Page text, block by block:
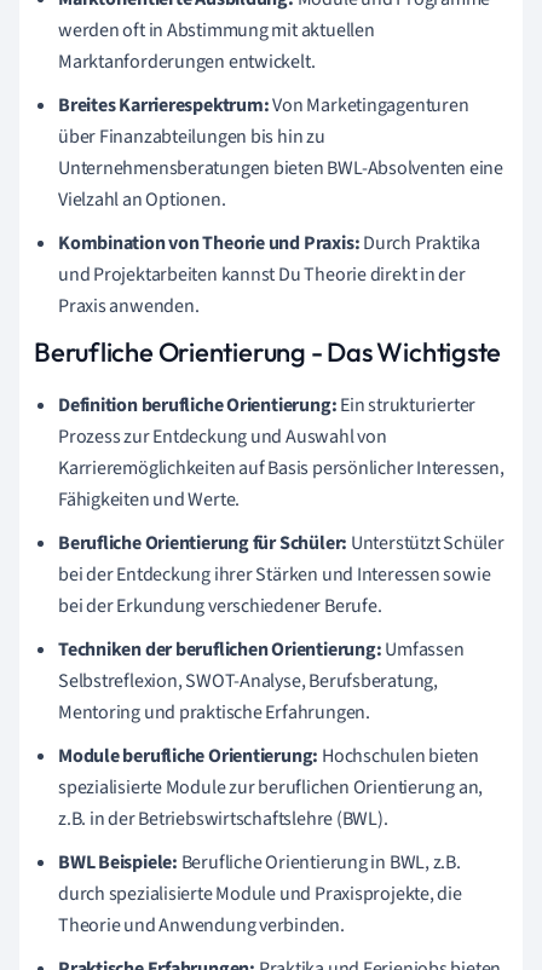
werden oft in Abstimmung mit aktuellen
Marktanforderungen entwickelt.
Breites Karrierespektrum:Von Marketingagenturen
über Finanzabteilungen bis hin zu
Unternehmensberatungen bieten BWL-Absolventen eine
Vielzahl an Optionen.
Kombination von Theorie und Praxis:Durch Praktika
und Projektarbeiten kannst Du Theorie direkt in der
Praxis anwenden.
Berufliche Orientierung - Das Wichtigste
Definition berufliche Orientierung:Ein strukturierter
Prozess zur Entdeckung und Auswahl von
Karrieremöglichkeiten auf Basis persönlicher Interessen,
Fähigkeiten und Werte.
Berufliche Orientierung für Schüler: Unterstützt Schüler
bei der Entdeckung ihrer Stärken und Interessen sowie
bei der Erkundung verschiedener Berufe.
Techniken der beruflichen Orientierung:Umfassen
Selbstreflexion, SWOT-Analyse, Berufsberatung,
Mentoring und praktische Erfahrungen.
Module berufliche Orientierung: Hochschulen bieten
spezialisierte Module zur beruflichen Orientierung an,
z.B. in der Betriebswirtschaftslehre (BWL).
BWL Beispiele: Berufliche Orientierung in BWL, z.B.
durch spezialisierte Module und Praxisprojekte, die
Theorie und Anwendung verbinden.